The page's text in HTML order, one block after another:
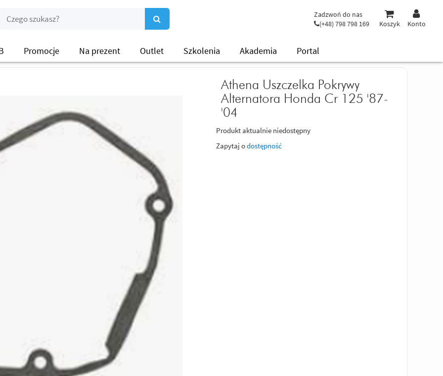
Zadzwoń do nas
(+48) 798 798 169
Koszyk Konto
Promocje Na prezent Outlet Szkolenia Akademia Portal
Athena Uszczelka Pokrywy
Alternatora Honda Cr 125 '87-
'04
Produkt aktualnie niedostępny
Zapytaj odostępność